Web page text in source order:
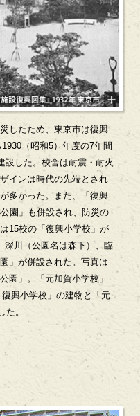
したため、東京市は復興
（昭和5）年度の7年間
設した。校舎は耐震・耐火
インは時代の先端とされ
多かった。また、「復興
園」も併設され、防災の
15校の「復興小学校」が
深川（公園名は森下）、臨
」が併設された。写真は
園」。「元加賀小学校」
興小学校」の建物と「元
。